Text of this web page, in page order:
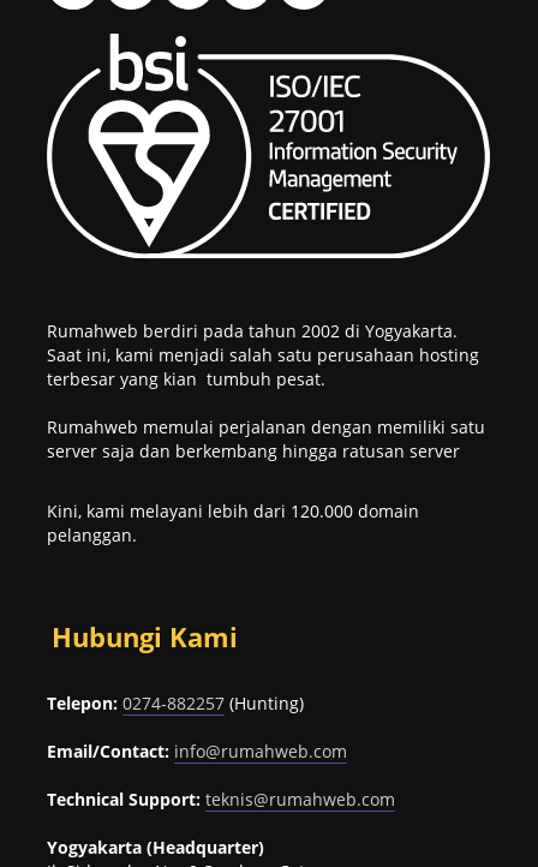
Rumahweb berdiri pada tahun 2002 di Yogyakarta.
Saat ini, kami menjadi salah satu perusahaan hosting
terbesar yang kian tumbuh pesat.
Rumahweb memulai perjalanan dengan memiliki satu
server saja dan berkembang hingga ratusan server
Kini, kami melayani lebih dari 120.000 domain
pelanggan.
Hubungi Kami
Telepon: 0274-882257 (Hunting)
Email/Contact: info@rumahweb.com
Technical Support: teknis@rumahweb.com
Yogyakarta (Headquarter)